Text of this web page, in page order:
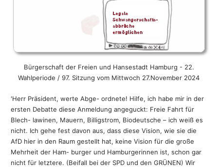
Bürgerschaft der Freien und Hansestadt Hamburg - 22.
Wahlperiode / 97. Sitzung vom Mittwoch 27.November 2024
'Herr Präsident, werte Abge- ordnete! Hilfe, ich habe mir in der
ersten Debatte diese Anmeldung angeguckt: Freie Fahrt für
Blech- lawinen, Mauern, Billigstrom, Biodeutsche – ich weiß es
nicht. Ich gehe fest davon aus, dass diese Vision, wie sie die
AfD hier in den Raum gestellt hat, keine Vision für die große
Mehrheit der Ham- burger und Hamburgerinnen ist, schon gar
nicht für letztere. (Beifall bei der SPD und den GRÜNEN) Wir